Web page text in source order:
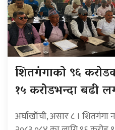
शितगंगाको ९६
१५ करोडभन्दा बढी
अर्घाखाँची, असार ८ ।